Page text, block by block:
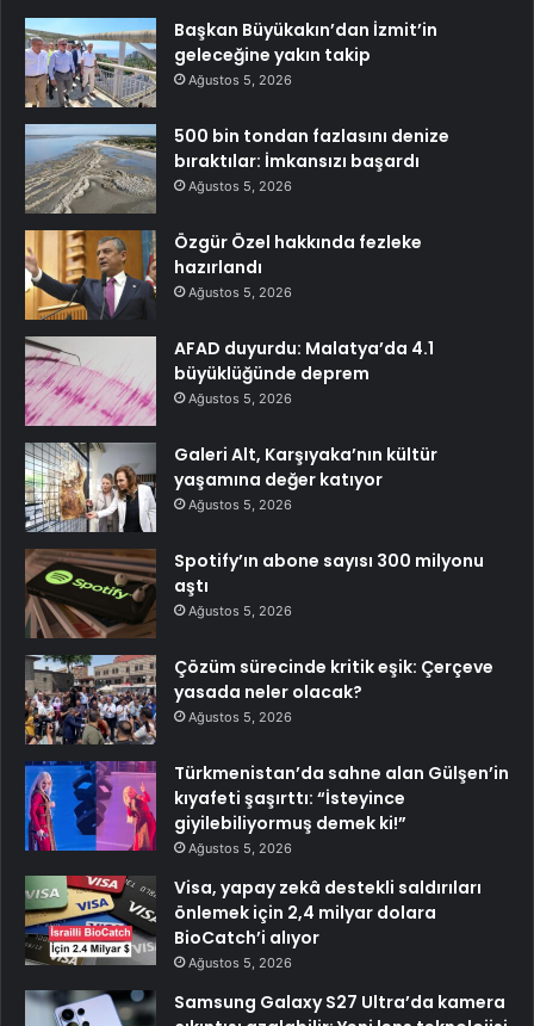
Başkan Büyükakın’dan İzmit’in
geleceğine yakın takip
Ağustos 5, 2026
500 bin tondan fazlasını denize
bıraktılar: İmkansızı başardı
Ağustos 5, 2026
Özgür Özel hakkında fezleke
hazırlandı
Ağustos 5, 2026
AFAD duyurdu: Malatya’da 4.1
büyüklüğünde deprem
Ağustos 5, 2026
Galeri Alt, Karşıyaka’nın kültür
yaşamına değer katıyor
Ağustos 5, 2026
Spotify’ın abone sayısı 300 milyonu
aştı
Ağustos 5, 2026
Çözüm sürecinde kritik eşik: Çerçeve
yasada neler olacak?
Ağustos 5, 2026
Türkmenistan’da sahne alan Gülşen’in
kıyafeti şaşırttı: “İsteyince
giyilebiliyormuş demek ki!”
Ağustos 5, 2026
Visa, yapay zekâ destekli saldırıları
önlemek için 2,4 milyar dolara
BioCatch’i alıyor
Ağustos 5, 2026
Samsung Galaxy S27 Ultra’da kamera